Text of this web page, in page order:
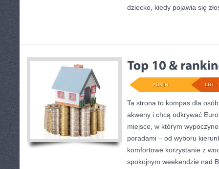
dziecko, kiedy pojawia się
LUT -
ADMIN
Ta strona to kompas dla
akweny i chcą odkrywać
miejsce, w którym
poradami – od wyboru
komfortowe korzystanie z
spokojnym weekendzie nad